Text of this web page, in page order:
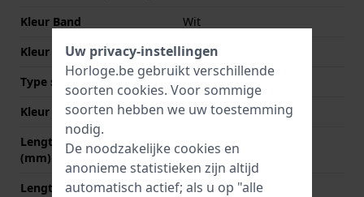
Kleur Band
Wit
Kleur stiksel
NVT
Type sluiting
Kleur sluiting
Zilver
Lengte band op 12 uur
(mm)
55 mm
Lengte band op 6 uur (mm)
100 mm
Uw privacy-instellingen
Horloge.be gebruikt verschillende
soorten cookies. Voor sommige
soorten hebben we uw toestemming
nodig.
De noodzakelijke cookies en
anonieme statistieken zijn altijd
automatisch actief; als u op "alle